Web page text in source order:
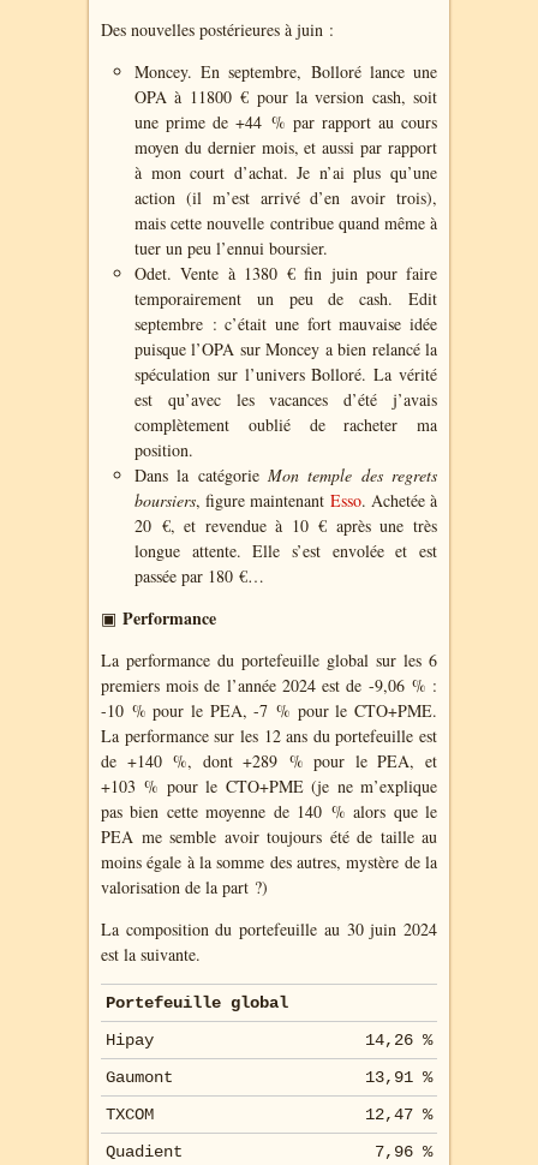
Des nouvelles postérieures à juin :
Moncey. En septembre, Bolloré lance une
OPA à 11800 € pour la version cash, soit
une prime de +44 % par rapport au cours
moyen du dernier mois, et aussi par rapport
à mon court d’achat. Je n’ai plus qu’une
action (il m’est arrivé d’en avoir trois),
mais cette nouvelle contribue quand même à
tuer un peu l’ennui boursier.
Odet. Vente à 1380 € fin juin pour faire
temporairement un peu de cash. Edit
septembre : c’était une fort mauvaise idée
puisque l’OPA sur Moncey a bien relancé la
spéculation sur l’univers Bolloré. La vérité
est qu’avec les vacances d’été j’avais
complètement oublié de racheter ma
position.
Dans la catégorie Mon temple des regrets
boursiers, figure maintenant Esso. Achetée à
20 €, et revendue à 10 € après une très
longue attente. Elle s’est envolée et est
passée par 180 €…
▣ Performance
La performance du portefeuille global sur les 6
premiers mois de l’année 2024 est de -9,06 % :
-10 % pour le PEA, -7 % pour le CTO+PME.
La performance sur les 12 ans du portefeuille est
de +140 %, dont +289 % pour le PEA, et
+103 % pour le CTO+PME (je ne m’explique
pas bien cette moyenne de 140 % alors que le
PEA me semble avoir toujours été de taille au
moins égale à la somme des autres, mystère de la
valorisation de la part ?)
La composition du portefeuille au 30 juin 2024
est la suivante.
Portefeuille global
Hipay
14,26 %
Gaumont
13,91 %
TXCOM
12,47 %
Quadient
7,96 %